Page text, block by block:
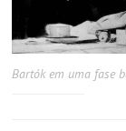
Bartók em uma fase